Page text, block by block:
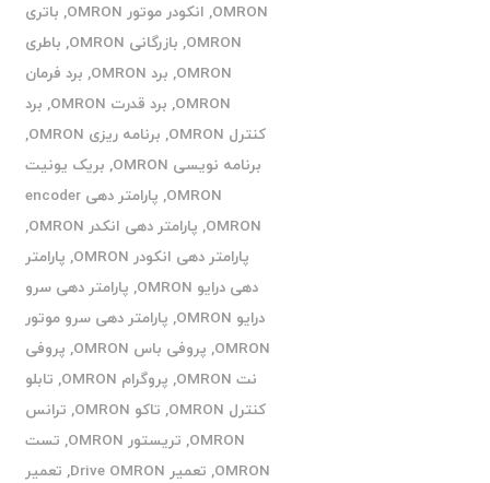
OMRON
, انکودر موتور OMRON , باتری
OMRON
, بازرگانی OMRON , باطری
OMRON
, برد OMRON , برد فرمان
OMRON
, برد قدرت OMRON , برد
کنترل OMRON
, برنامه ریزی OMRON
,
برنامه نویسی OMRON
, بریک یونیت
OMRON
,
پارامتر دهی encoder
OMRON
, پارامتر دهی انکدر OMRON
,
پارامتر دهی انکودر OMRON
, پارامتر
دهی درایو OMRON
, پارامتر دهی سرو
درایو OMRON
, پارامتر دهی سرو موتور
OMRON
, پروفی باس OMRON , پروفی
نت OMRON
, پروگرام OMRON , تابلو
کنترل OMRON
, تاکو OMRON , ترانس
OMRON
, تریستور OMRON , تست
OMRON
, تعمیر Drive OMRON , تعمیر